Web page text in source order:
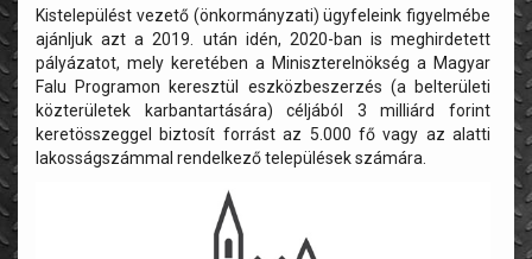
Kistelepülést vezető (önkormányzati) ügyfeleink figyelmébe
ajánljuk azt a 2019. után idén, 2020-ban is meghirdetett
pályázatot, mely keretében a Miniszterelnökség a Magyar
Falu Programon keresztül eszközbeszerzés (a belterületi
közterületek karbantartására) céljából 3 milliárd forint
keretösszeggel biztosít forrást az 5.000 fő vagy az alatti
lakosságszámmal rendelkező települések számára.